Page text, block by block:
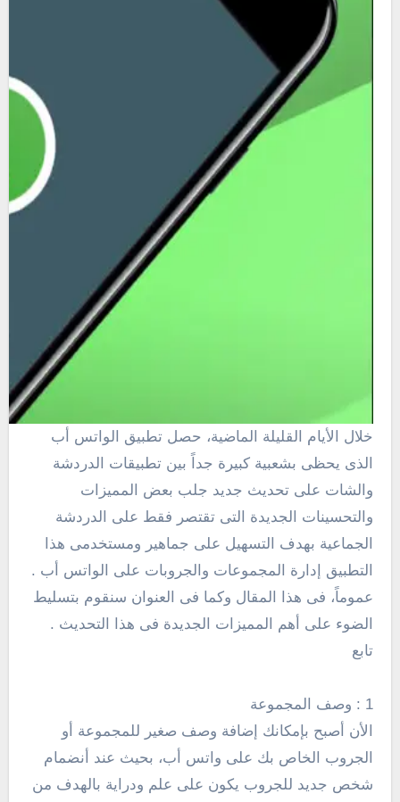
خلال الأيام القليلة الماضية، حصل تطبيق الواتس أب
الذى يحظى بشعبية كبيرة جداً بين تطبيقات الدردشة
والشات على تحديث جديد جلب بعض المميزات
والتحسينات الجديدة التى تقتصر فقط على الدردشة
الجماعية بهدف التسهيل على جماهير ومستخدمى هذا
التطبيق إدارة المجموعات والجروبات على الواتس أب .
عموماً، فى هذا المقال وكما فى العنوان سنقوم بتسليط
الضوء على أهم المميزات الجديدة فى هذا التحديث .
تابع
1 : وصف المجموعة
الأن أصبح بإمكانك إضافة وصف صغير للمجموعة أو
الجروب الخاص بك على واتس أب، بحيث عند أنضمام
شخص جديد للجروب يكون على علم ودراية بالهدف من